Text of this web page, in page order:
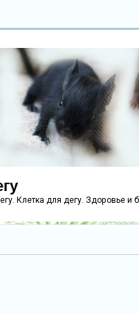
Клетка для дегу. Здоровье и